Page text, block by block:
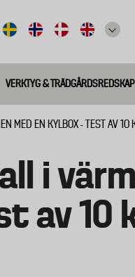
VERKTYG & TRÄDGÅRDSREDSKAP
MED EN KYLBOX - TEST AV 10
i
av 10